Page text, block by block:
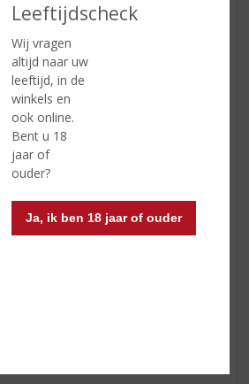
Leeftijdscheck
Wij vragen
altijd naar uw
leeftijd, in de
winkels en
ook online.
Bent u 18
jaar of
ouder?
Ja, ik ben 18 jaar of ouder
toe aan de shaker